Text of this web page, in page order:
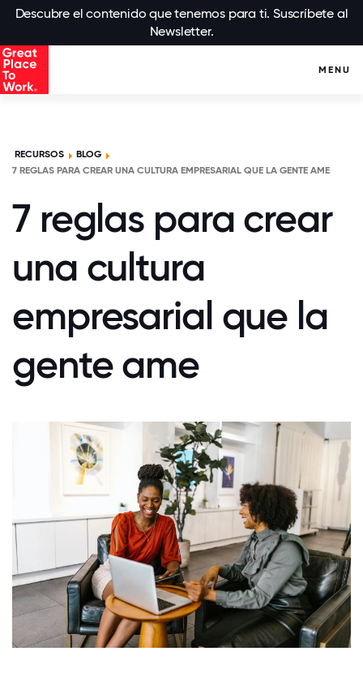
Descubre el contenido que tenemos para ti. Suscríbete al
Newsletter.
MENU
RECURSOS
BLOG
7 REGLAS PARA CREAR UNA CULTURA EMPRESARIAL QUE LA GENTE AME
7 reglas para crear
una cultura
empresarial que la
gente ame